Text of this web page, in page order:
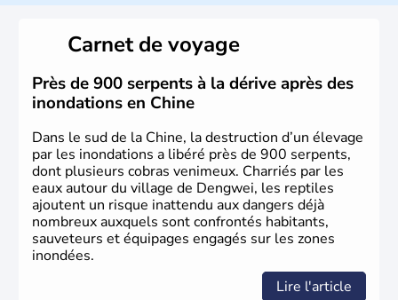
dynasties. La dynastie Qing a été la dernière à régner
jusqu'aux guerres de l'opium lorsque la Chine s'est
constituée comme nation et a retrouvé son indépendance
en 1945. Illustre pays en matière d'inventions avant-
gardistes, la Chine a été la première utilisatrice du papier,
de l'imprimerie à caractères mobiles, de la boussole et de
la poudre à canon.
Carnet de voyage
Près de 900 serpents à la dérive après des
inondations en Chine
Dans le sud de la Chine, la destruction d’un élevage
par les inondations a libéré près de 900 serpents,
dont plusieurs cobras venimeux. Charriés par les
eaux autour du village de Dengwei, les reptiles
ajoutent un risque inattendu aux dangers déjà
nombreux auxquels sont confrontés habitants,
sauveteurs et équipages engagés sur les zones
inondées.
Lire l'article